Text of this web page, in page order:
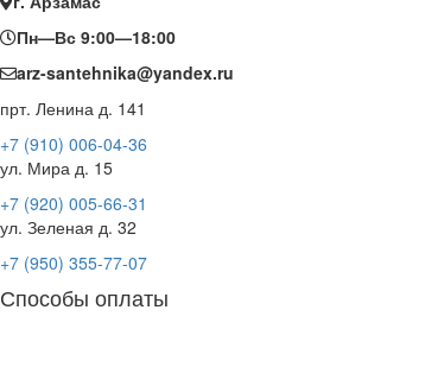
Пн—Вс 9:00—18:00
arz-santehnika@yandex.ru
прт. Ленина д. 141
+7 (910) 006-04-36
ул. Мира д. 15
+7 (920) 005-66-31
ул. Зеленая д. 32
+7 (950) 355-77-07
Способы оплаты